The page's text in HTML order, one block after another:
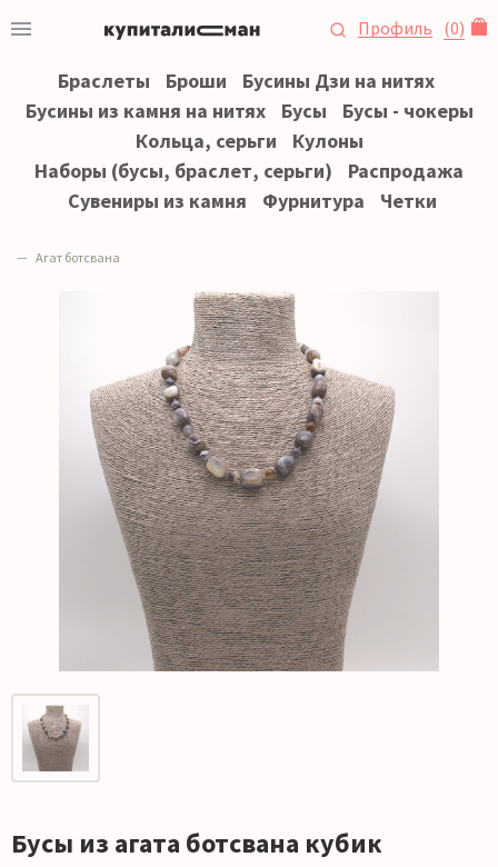
Профиль (0)
Браслеты Броши
Бусины Дзи на нитях
Бусины из камня на нитях
Бусы
Бусы - чокеры
Кольца, серьги
Кулоны
Наборы (бусы, браслет, серьги)
Распродажа
Сувениры из камня
Фурнитура Четки
Агат ботсвана
Бусы из агата ботсвана кубик